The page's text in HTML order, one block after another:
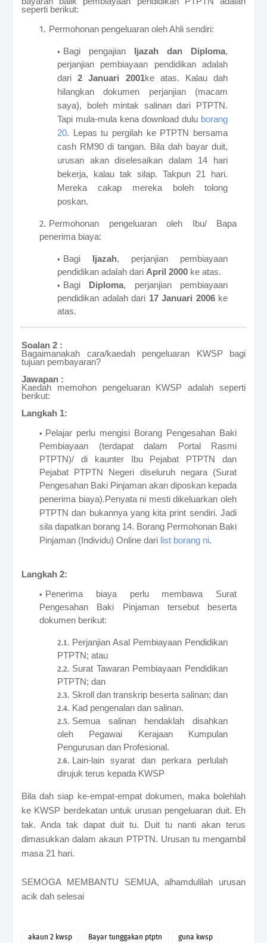
seperti berikut:
Permohonan pengeluaran oleh Ahli sendiri:
Bagi pengajian Ijazah dan Diploma,
perjanjian pembiayaan pendidikan adalah
dari2 Januari 2001ke atas. Kalau dah
hilangkan dokumen perjanjian (macam
saya), boleh mintak salinan dari PTPTN.
Tapi mula-mula kena download dulu borang
20. Lepas tu pergilah ke PTPTN bersama
cash RM90 di tangan. Bila dah bayar duit,
urusan akan diselesaikan dalam 14 hari
bekerja, kalau tak silap. Takpun 21 hari.
Mereka cakap mereka boleh tolong
poskan.
Permohonan pengeluaran oleh Ibu/ Bapa
penerima biaya:
Bagi Ijazah, perjanjian pembiayaan
pendidikan adalah dari April 2000 ke atas.
Bagi Diploma, perjanjian pembiayaan
pendidikan adalah dari 17 Januari 2006ke
atas.
Soalan 2 :
Bagaimanakah cara/kaedah pengeluaran KWSP bagi
tujuan pembayaran?
Jawapan :
Kaedah memohon pengeluaran KWSP adalah seperti
berikut:
Langkah 1:
Pelajar perlu mengisi Borang Pengesahan Baki
Pembiayaan (terdapat dalam Portal Rasmi
PTPTN)/ di kaunter Ibu Pejabat PTPTN dan
Pejabat PTPTN Negeri diseluruh negara (Surat
Pengesahan Baki Pinjaman akan diposkan kepada
penerima biaya).Penyata ni mesti dikeluarkan oleh
PTPTN dan bukannya yang kita print sendiri. Jadi
sila dapatkan borang 14. Borang Permohonan Baki
Pinjaman (Individu) Online dari list borang ni.
Langkah 2:
Penerima biaya perlu membawa Surat
Pengesahan Baki Pinjaman tersebut beserta
dokumen berikut:
Perjanjian Asal Pembiayaan Pendidikan
PTPTN; atau
Surat Tawaran Pembiayaan Pendidikan
PTPTN; dan
Skroll dan transkrip beserta salinan; dan
Kad pengenalan dan salinan.
Semua salinan hendaklah disahkan
oleh Pegawai Kerajaan Kumpulan
Pengurusan dan Profesional.
Lain-lain syarat dan perkara perlulah
dirujuk terus kepada KWSP
Bila dah siap ke-empat-empat dokumen, maka bolehlah
ke KWSP berdekatan untuk urusan pengeluaran duit. Eh
tak. Anda tak dapat duit tu. Duit tu nanti akan terus
dimasukkan dalam akaun PTPTN. Urusan tu mengambil
masa 21 hari.
SEMOGA MEMBANTU SEMUA, alhamdulilah urusan
acik dah selesai
akaun 2 kwsp Bayar tunggakan ptptn guna kwsp